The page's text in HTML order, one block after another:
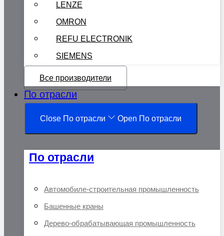
LENZE
OMRON
REFU ELECTRONIK
SIEMENS
Все производители
По отрасли
Close По отрасли Open По отрасли
По отрасли
Автомобиле-строительная промышленность
Башенные краны
Дерево-обрабатывающая промышленность